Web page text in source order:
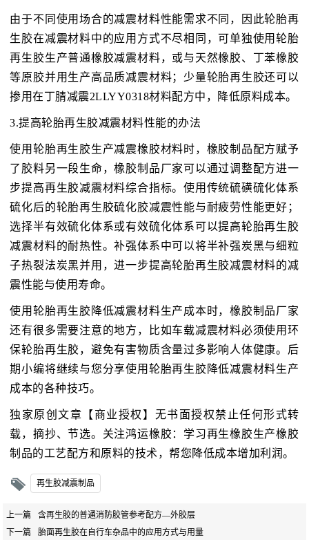
由于不同使用场合的减震材料性能需求不同，因此轮胎再
生胶在减震材料中的应用方式不尽相同，可单独使用轮胎
再生胶生产普通橡胶减震材料，或与天然橡胶、丁苯橡胶
等原胶并用生产高品质减震材料；少量轮胎再生胶还可以
掺用在丁腈减震2LLYY0318材料配方中，降低原料成本。
3.提高轮胎再生胶减震材料性能的办法
使用轮胎再生胶生产减震橡胶材料时，橡胶制品配方赋予
了胶料另一段生命，橡胶制品厂家可以通过调整配方进一
步提高再生胶减震材料综合指标。使用传统硫磺硫化体系
硫化后的轮胎再生胶硫化胶减震性能与耐疲劳性能更好；
选择半有效硫化体系或有效硫化体系可以提高轮胎再生胶
减震材料的耐热性。补强体系中可以将半补强炭黑与细粒
子热裂法炭黑并用，进一步提高轮胎再生胶减震材料的减
震性能与使用寿命。
使用轮胎再生胶降低减震材料生产成本时，橡胶制品厂家
还有很多需要注意的地方，比如车载减震材料必须使用环
保轮胎再生胶，避免有害物质含量过多影响人体健康。后
期小编将继续与您分享使用轮胎再生胶降低减震材料生产
成本的各种技巧。
独家原创文章【商业授权】无书面授权禁止任何形式转
载，摘抄、节选。关注鸿运橡胶：学习再生橡胶生产橡胶
制品的工艺配方和原料的技术，帮您降低成本增加利润。
再生胶减震制品
上一篇
含再生胶的普通消防胶管参考配方—外胶层
下一篇
胎面再生胶在自行车杂品中的应用方式与用量